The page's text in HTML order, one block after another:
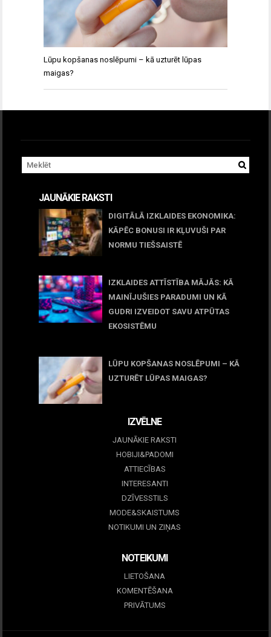
Lūpu kopšanas noslēpumi – kā uzturēt lūpas
maigas?
JAUNĀKIE RAKSTI
DIGITĀLĀ IZKLAIDES EKONOMIKA:
KĀPĒC BONUSI IR KĻUVUŠI PAR
NORMU TIEŠSAISTĒ
IZKLAIDES ATTĪSTĪBA MĀJĀS: KĀ
MAINĪJUŠIES PARADUMI UN KĀ
GUDRI IZVEIDOT SAVU ATPŪTAS
EKOSISTĒMU
LŪPU KOPŠANAS NOSLĒPUMI – KĀ
UZTURĒT LŪPAS MAIGAS?
IZVĒLNE
JAUNĀKIE RAKSTI
HOBIJI&PADOMI
ATTIECĪBAS
INTERESANTI
DZĪVESSTILS
MODE&SKAISTUMS
NOTIKUMI UN ZIŅAS
NOTEIKUMI
LIETOŠANA
KOMENTĒŠANA
PRIVĀTUMS